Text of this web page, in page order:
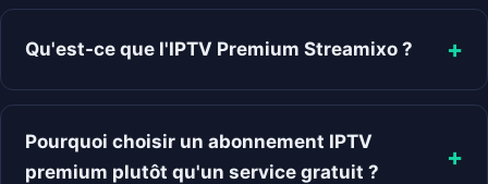
Qu'est-ce que l'IPTV Premium Streamixo ?
Pourquoi choisir un abonnement IPTV
premium plutôt qu'un service gratuit ?